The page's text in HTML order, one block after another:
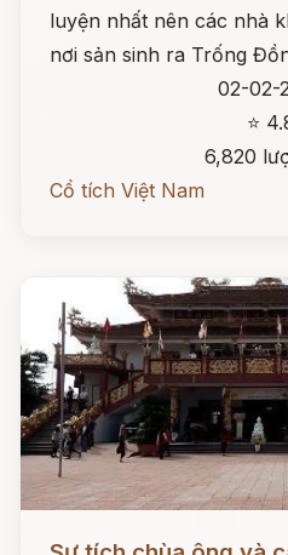
luyện nhất nên các nhà
nơi sản sinh ra Trống
02-02-
⭐
6,820
Cổ tích Việt Nam